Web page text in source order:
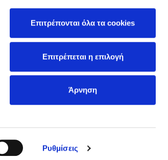
Ρυθμίσεις
Επιτρέπονται όλα τα cookies
Επιτρέπεται η επιλογή
Άρνηση